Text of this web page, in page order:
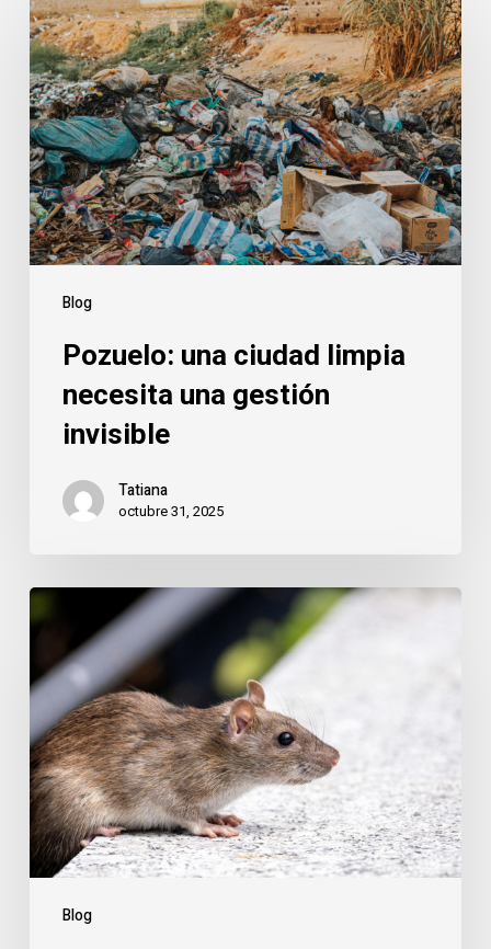
Blog
una
ciudad
limpia
necesita
una
gestión
invisible
Pozuelo: una ciudad limpia
necesita una gestión
invisible
Tatiana
octubre 31, 2025
Blog
Pozuelo:
cara
invisible
de
una
ciudad
limpia